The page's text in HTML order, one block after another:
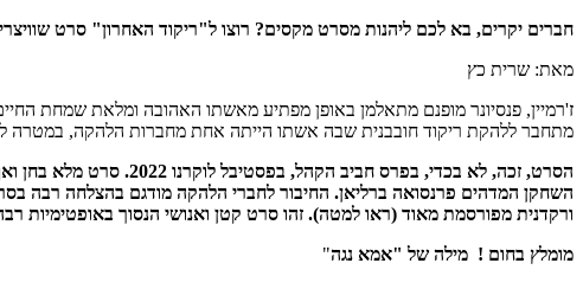
חברים יקרים, בא לכם ליהנות מסרט מקסים? רוצו ל"ריקוד האחרון" סרט
מאת: שרית כץ
ז'רמיין, פנסיונר מופנם מתאלמן באופן מפתיע מאשתו האהובה ומלאת שמחת
מתחבר ללהקת ריקוד חובבנית שבה אשתו הייתה אחת מחברות הלהקה,
הסרט, זכה, לא בכדי,
השחקן המדהים פרנסואה ברליאן. החיבור לחברי הלהקה מודגם בהצלחה רבה
ורקדנית מפורסמת מאוד (ראו למטה). זהו סרט קטן ואנושי הנסוך באופטימיות
מומלץ בחום ! מילה של "אמא נגה"